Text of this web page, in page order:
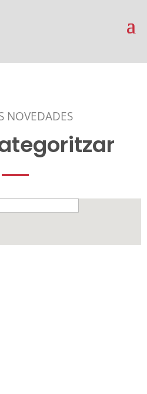
NOVEDADES